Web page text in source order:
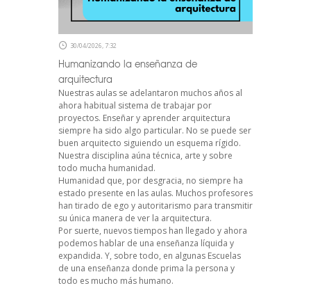
30/04/2026, 7:32
Humanizando la enseñanza de
arquitectura
Nuestras aulas se adelantaron muchos años al
ahora habitual sistema de trabajar por
proyectos. Enseñar y aprender arquitectura
siempre ha sido algo particular. No se puede ser
buen arquitecto siguiendo un esquema rígido.
Nuestra disciplina aúna técnica, arte y sobre
todo mucha humanidad.
Humanidad que, por desgracia, no siempre ha
estado presente en las aulas. Muchos profesores
han tirado de ego y autoritarismo para transmitir
su única manera de ver la arquitectura.
Por suerte, nuevos tiempos han llegado y ahora
podemos hablar de una enseñanza líquida y
expandida. Y, sobre todo, en algunas Escuelas
de una enseñanza donde prima la persona y
todo es mucho más humano.